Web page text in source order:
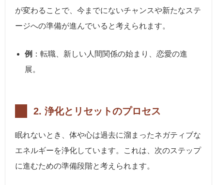
が変わることで、今までにないチャンスや新たなステ
ージへの準備が進んでいると考えられます。
例 ：転職、新しい人間関係の始まり、恋愛の進
展。
2. 浄化とリセットのプロセス
眠れないとき、体や心は過去に溜まったネガティブな
エネルギーを浄化しています。これは、次のステップ
に進むための準備段階と考えられます。